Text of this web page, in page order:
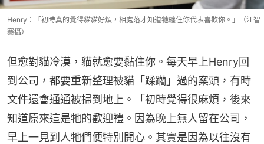
Henry：「初時真的覺得貓貓好煩，相處落才知道牠纏住你代表喜歡你。」（江智
騫攝）
但愈對貓冷漠，貓就愈要黏住你。每天早上Henry回
到公司，都要重新整理被貓「蹂躪」過的案頭，有時
文件還會通通被掃到地上。「初時覺得很麻煩，後來
知道原來這是牠的歡迎禮。因為晚上無人留在公司，
早上一見到人牠們便特別開心。其實是因為以往沒有